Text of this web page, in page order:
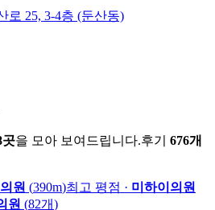
로 25, 3-4층 (둔산동)
곳을 모아 보여드립니다.후기 676개
원 (390m)최고 평점 · 미하이의원
원 (82개)